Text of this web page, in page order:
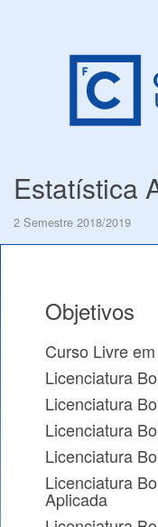
Estatística
2 Semestre 2018/2019
Objetivos
Curso Livre
Licenciatura
Licenciatura
Licenciatura
Licenciatura
Licenciatura
Aplicada